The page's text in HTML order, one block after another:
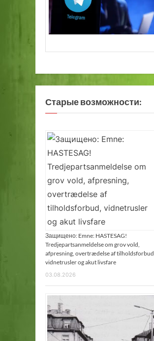
Старые возможности:
Защищено: Emne: HASTESAG!
Tredjepartsanmeldelse om grov vold,
afpresning, overtrædelse af tilholdsforbud,
vidnetrusler og akut livsfare
03.08.2026